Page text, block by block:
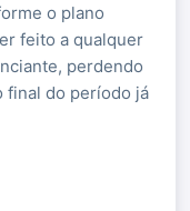
o plano
feito a qualquer
perdendo
final do período já